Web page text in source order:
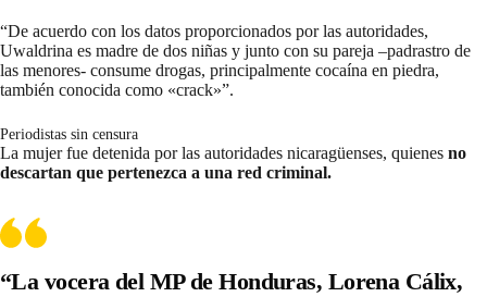
“De acuerdo con los datos proporcionados por las autoridades,
Uwaldrina es madre de dos niñas y junto con su pareja –padrastro de
las menores- consume drogas, principalmente cocaína en piedra,
también conocida como «crack»”.
Periodistas sin censura
La mujer fue detenida por las autoridades nicaragüenses, quienes no
descartan que pertenezca a una red criminal.
“La vocera del MP de Honduras, Lorena Cálix,